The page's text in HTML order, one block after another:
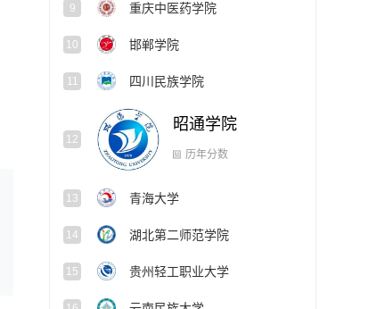
9 重庆中医药学院
10 邯郸学院
11 四川民族学院
昭通学院
青海大学
14 湖北第二师范学院
15 贵州轻工职业大学